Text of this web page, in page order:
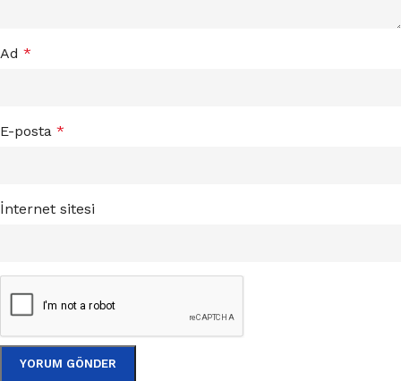
Ad *
E-posta *
İnternet sitesi